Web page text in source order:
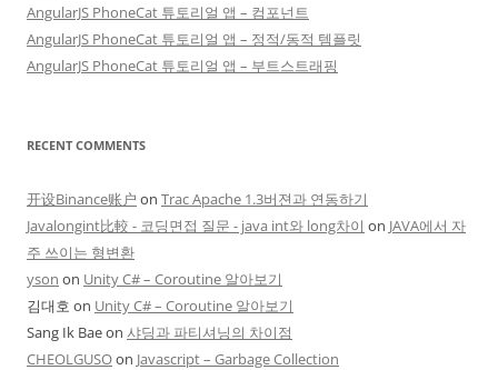
AngularJS PhoneCat 튜토리얼 앱 – 컴포넌트
AngularJS PhoneCat 튜토리얼 앱 – 정적/동적 템플릿
AngularJS PhoneCat 튜토리얼 앱 – 부트스트래핑
RECENT COMMENTS
开设Binance账户 on Trac Apache 1.3버젼과 연동하기
Javalongint比較 - 코딩면접 질문 - java int와 long차이 on JAVA에서 자
주 쓰이는 형변환
yson on Unity C# – Coroutine 알아보기
김대호 on Unity C# – Coroutine 알아보기
Sang Ik Baeon 샤딩과 파티셔닝의 차이점
CHEOLGUSOon Javascript – Garbage Collection